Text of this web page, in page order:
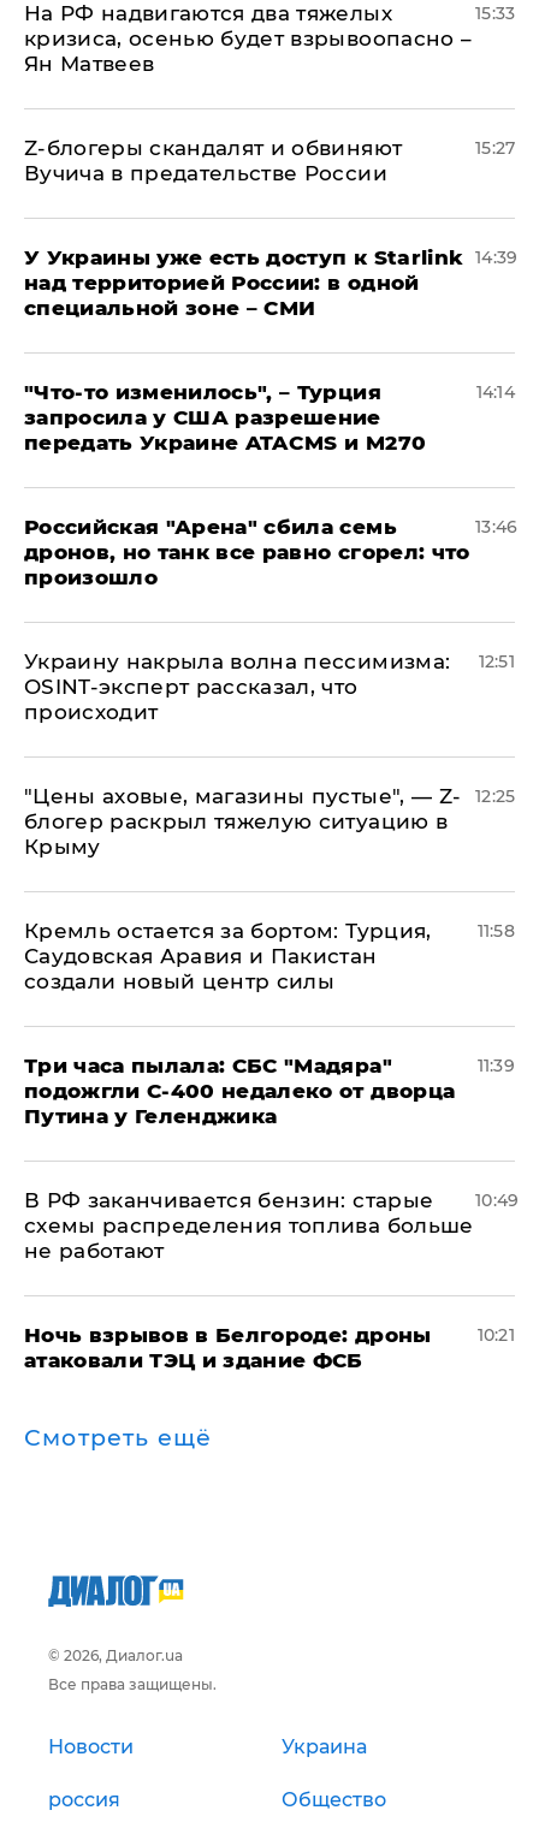
На РФ надвигаются два тяжелых
кризиса, осенью будет взрывоопасно –
Ян Матвеев
15:33
Z-блогеры скандалят и обвиняют
Вучича в предательстве России
15:27
У Украины уже есть доступ к Starlink
над территорией России: в одной
специальной зоне – СМИ
14:39
​"Что-то изменилось", – Турция
запросила у США разрешение
передать Украине ATACMS и M270
14:14
​Российская "Арена" сбила семь
дронов, но танк все равно сгорел: что
произошло
13:46
​Украину накрыла волна пессимизма:
OSINT-эксперт рассказал, что
происходит
12:51
​"Цены аховые, магазины пустые", — Z-
блогер раскрыл тяжелую ситуацию в
Крыму
12:25
​Кремль остается за бортом: Турция,
Саудовская Аравия и Пакистан
создали новый центр силы
11:58
Три часа пылала: СБС "Мадяра"
подожгли С-400 недалеко от дворца
Путина у Геленджика
11:39
​В РФ заканчивается бензин: старые
схемы распределения топлива больше
не работают
10:49
​Ночь взрывов в Белгороде: дроны
атаковали ТЭЦ и здание ФСБ
10:21
Смотреть ещё
© 2026, Диалог.ua
Все права защищены.
Новости Украина
россия Общество